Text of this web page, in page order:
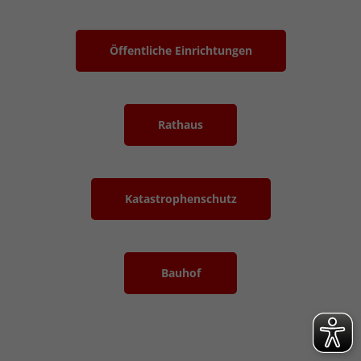
Öffentliche Einrichtungen
Rathaus
Katastrophenschutz
Bauhof